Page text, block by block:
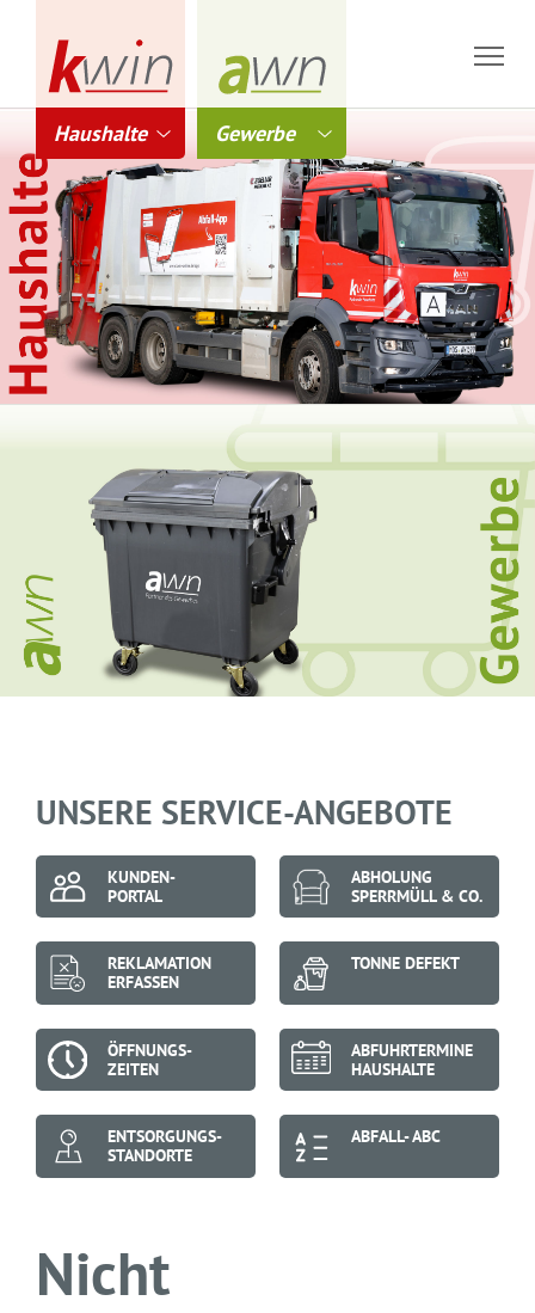
Haushalte Gewerbe
UNSERE SERVICE-ANGEBOTE
KUNDEN-
PORTAL
ABHOLUNG
SPERRMÜLL & CO.
REKLAMATION
ERFASSEN
TONNE DEFEKT
ÖFFNUNGS-
ZEITEN
ABFUHR­TERMINE
HAUSHALTE
ENTSORGUNGS-
STANDORTE
ABFALL- ABC
Nicht